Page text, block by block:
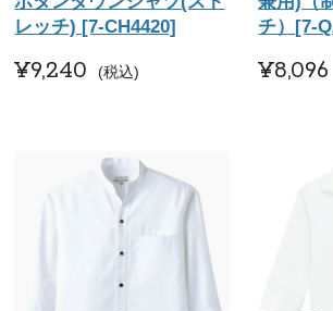
レッチ) [7-CH4420]
¥9,240 税込
チ）[7-
¥8,096